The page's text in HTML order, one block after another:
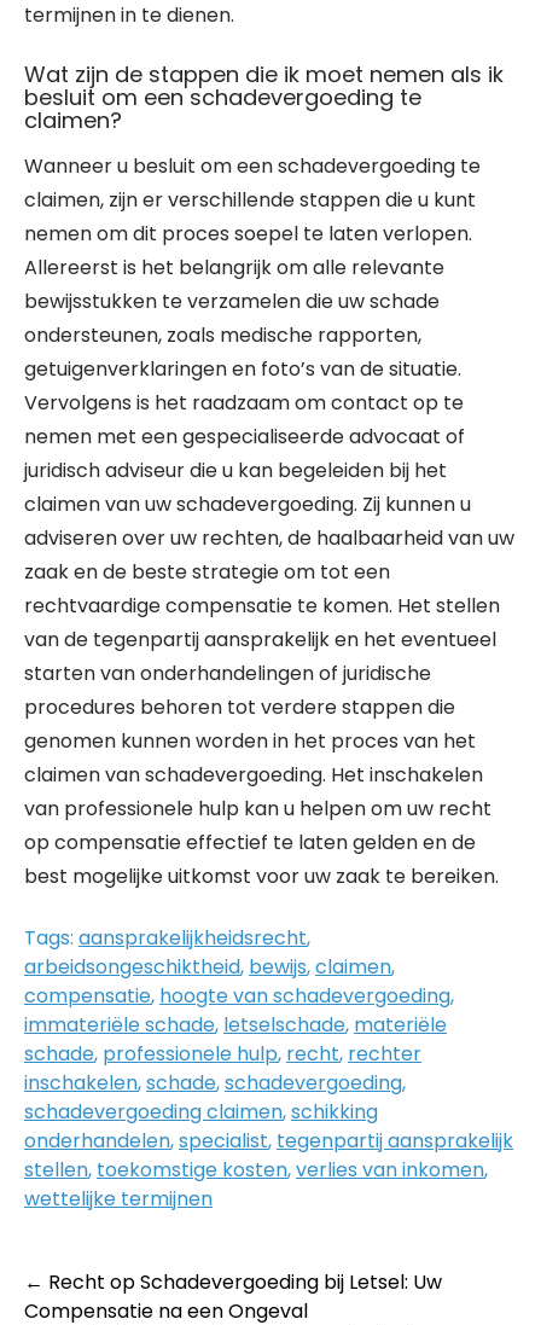
termijnen in te dienen.
Wat zijn de stappen die ik moet nemen als ik
besluit om een schadevergoeding te
claimen?
Wanneer u besluit om een schadevergoeding te
claimen, zijn er verschillende stappen die u kunt
nemen om dit proces soepel te laten verlopen.
Allereerst is het belangrijk om alle relevante
bewijsstukken te verzamelen die uw schade
ondersteunen, zoals medische rapporten,
getuigenverklaringen en foto’s van de situatie.
Vervolgens is het raadzaam om contact op te
nemen met een gespecialiseerde advocaat of
juridisch adviseur die u kan begeleiden bij het
claimen van uw schadevergoeding. Zij kunnen u
adviseren over uw rechten, de haalbaarheid van uw
zaak en de beste strategie om tot een
rechtvaardige compensatie te komen. Het stellen
van de tegenpartij aansprakelijk en het eventueel
starten van onderhandelingen of juridische
procedures behoren tot verdere stappen die
genomen kunnen worden in het proces van het
claimen van schadevergoeding. Het inschakelen
van professionele hulp kan u helpen om uw recht
op compensatie effectief te laten gelden en de
best mogelijke uitkomst voor uw zaak te bereiken.
Tags: aansprakelijkheidsrecht,
arbeidsongeschiktheid, bewijs,claimen,
compensatie, hoogte van schadevergoeding,
immateriële schade, letselschade, materiële
schade, professionele hulp, recht, rechter
inschakelen,schade,schadevergoeding,
schadevergoeding claimen,schikking
onderhandelen,specialist, tegenpartij aansprakelijk
stellen, toekomstige kosten,verlies van inkomen,
wettelijke termijnen
Post
← Recht op Schadevergoeding bij Letsel: Uw
Compensatie na een Ongeval